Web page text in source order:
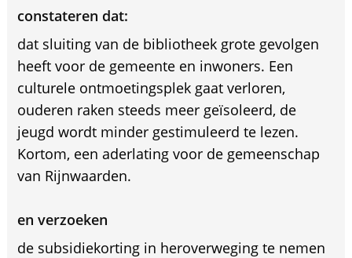
constateren dat:
dat sluiting van de bibliotheek grote gevolgen
heeft voor de gemeente en inwoners. Een
culturele ontmoetingsplek gaat verloren,
ouderen raken steeds meer geïsoleerd, de
jeugd wordt minder gestimuleerd te lezen.
Kortom, een aderlating voor de gemeenschap
van Rijnwaarden.
en verzoeken
de subsidiekorting in heroverweging te nemen